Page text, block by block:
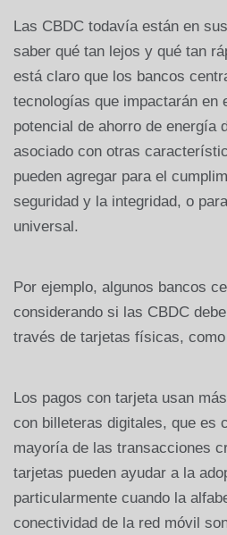
Las CBDC todavía están en
saber qué tan lejos y qué tan
está claro que los bancos
tecnologías que impactarán en
potencial de ahorro de energía
asociado con otras
pueden agregar para el
seguridad y la integridad, o
universal.
Por ejemplo, algunos bancos
considerando si las CBDC
través de tarjetas físicas,
Los pagos con tarjeta usan
con billeteras digitales, que es
mayoría de las transacciones
tarjetas pueden ayudar a la
particularmente cuando la
conectividad de la red móvil